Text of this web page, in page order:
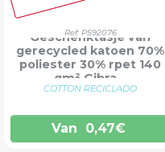
Ref: PS92076
Geschenktasje van
gerecycled katoen 70%
poliester 30% rpet 140
gm² Gibra...
COTTON RECICLADO
Van 0,47€